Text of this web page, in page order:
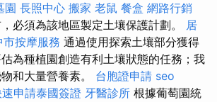
園 長照中心 搬家 老鼠 餐盒 網路行銷
必須為該地區製定土壤保護計劃。 居
市按摩服務 通過使用探索土壤部分獲得
為種植園創造有利土壤狀態的任務；我
和大量營養素。 台胞證申請 seo
申請泰國簽證 牙醫診所 根據葡萄園統